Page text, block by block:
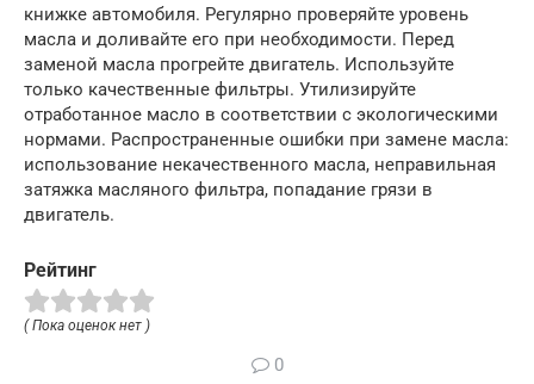
книжке автомобиля. Регулярно проверяйте уровень
масла и доливайте его при необходимости. Перед
заменой масла прогрейте двигатель. Используйте
только качественные фильтры. Утилизируйте
отработанное масло в соответствии с экологическими
нормами. Распространенные ошибки при замене масла:
использование некачественного масла, неправильная
затяжка масляного фильтра, попадание грязи в
двигатель.
Рейтинг
( Пока оценок нет )
0